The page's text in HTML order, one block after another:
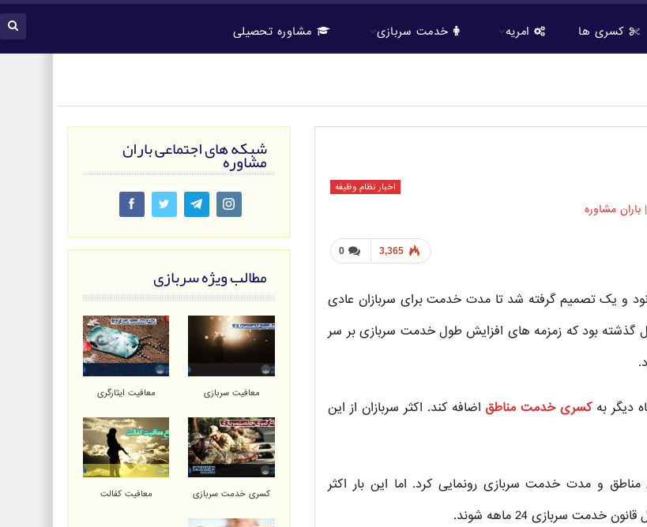
کسری ها امریه خدمت سربازی مشاوره تحصیلی
اخبار نظام وظیفه
0 3,365
ماهه بود. در سال نود و یک تصمیم گرفته شد تا مدت خدمت برای سربازان عادی
گذشته بود که زمزمه های افزایش طول خدمت سربازی بر سر
دیگر بهکسری خدمت مناطقاضافه کند. اکثر سربازان از این
و مدت خدمت سربازی رونمایی کرد. اما این بار اکثر
سربازی 24 ماهه شوند.
شبکه های اجتماعی باران
مشاوره
مطالب ویژه سربازی
معافیت سربازی معافیت ایثارگری
کسری خدمت سربازی معافیت کفالت